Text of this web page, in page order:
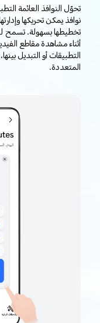
تحوّل النوافذ العائمة
نوافذ يمكن تحريكها
تخطيطها بسهولة. تسمح
أثناء مشاهدة مقاطع
التطبيقات أو التبديل
المتعددة.